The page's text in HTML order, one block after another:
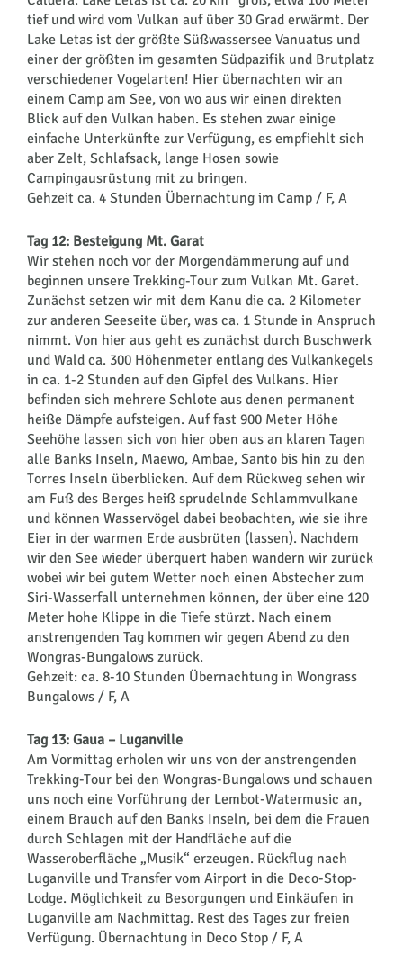
tief und wird vom Vulkan auf über 30 Grad erwärmt. Der
Lake Letas ist der größte Süßwassersee Vanuatus und
einer der größten im gesamten Südpazifik und Brutplatz
verschiedener Vogelarten! Hier übernachten wir an
einem Camp am See, von wo aus wir einen direkten
Blick auf den Vulkan haben. Es stehen zwar einige
einfache Unterkünfte zur Verfügung, es empfiehlt sich
aber Zelt, Schlafsack, lange Hosen sowie
Campingausrüstung mit zu bringen.
Gehzeit ca. 4 Stunden Übernachtung im Camp / F, A
Tag 12: Besteigung Mt. Garat
Wir stehen noch vor der Morgendämmerung auf und
beginnen unsere Trekking-Tour zum Vulkan Mt. Garet.
Zunächst setzen wir mit dem Kanu die ca. 2 Kilometer
zur anderen Seeseite über, was ca. 1 Stunde in Anspruch
nimmt. Von hier aus geht es zunächst durch Buschwerk
und Wald ca. 300 Höhenmeter entlang des Vulkankegels
in ca. 1-2 Stunden auf den Gipfel des Vulkans. Hier
befinden sich mehrere Schlote aus denen permanent
heiße Dämpfe aufsteigen. Auf fast 900 Meter Höhe
Seehöhe lassen sich von hier oben aus an klaren Tagen
alle Banks Inseln, Maewo, Ambae, Santo bis hin zu den
Torres Inseln überblicken. Auf dem Rückweg sehen wir
am Fuß des Berges heiß sprudelnde Schlammvulkane
und können Wasservögel dabei beobachten, wie sie ihre
Eier in der warmen Erde ausbrüten (lassen). Nachdem
wir den See wieder überquert haben wandern wir zurück
wobei wir bei gutem Wetter noch einen Abstecher zum
Siri-Wasserfall unternehmen können, der über eine 120
Meter hohe Klippe in die Tiefe stürzt. Nach einem
anstrengenden Tag kommen wir gegen Abend zu den
Wongras-Bungalows zurück.
Gehzeit: ca. 8-10 Stunden Übernachtung in Wongrass
Bungalows / F, A
Tag 13: Gaua – Luganville
Am Vormittag erholen wir uns von der anstrengenden
Trekking-Tour bei den Wongras-Bungalows und schauen
uns noch eine Vorführung der Lembot-Watermusic an,
einem Brauch auf den Banks Inseln, bei dem die Frauen
durch Schlagen mit der Handfläche auf die
Wasseroberfläche „Musik“ erzeugen. Rückflug nach
Luganville und Transfer vom Airport in die Deco-Stop-
Lodge. Möglichkeit zu Besorgungen und Einkäufen in
Luganville am Nachmittag. Rest des Tages zur freien
Verfügung. Übernachtung in Deco Stop / F, A